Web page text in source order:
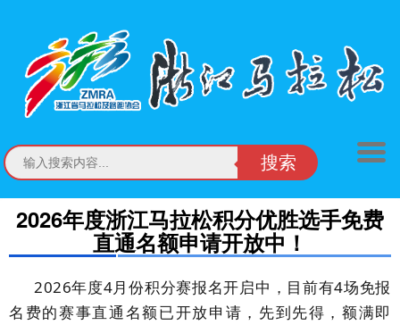
搜索
2026年度浙江马拉松积分优胜选手免费
直通名额申请开放中！
2026年度4月份积分赛报名开启中，目前有4场免报
名费的赛事直通名额已开放申请，先到先得，额满即